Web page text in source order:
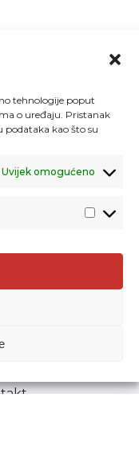
tehnologije poput
o uređaju. Pristanak
kao što su
Uvijek omogućeno
izvora.